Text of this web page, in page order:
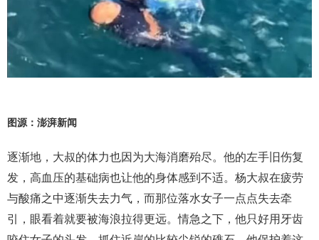
图源：澎湃新闻
逐渐地，大叔的体力也因为大海消磨殆尽。他的左手旧伤复
发，高血压的基础病也让他的身体感到不适。杨大叔在疲劳
与酸痛之中逐渐失去力气，而那位落水女子一点点失去牵
引，眼看着就要被海浪拉得更远。情急之下，他只好用牙齿